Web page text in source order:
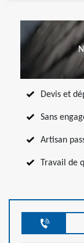
Devis et
Sans
Artisan
Travail de